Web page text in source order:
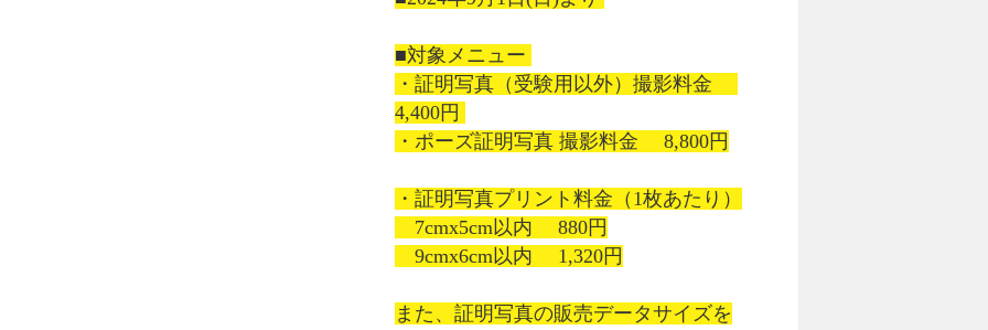
■対象メニュー
・証明写真（受験用以外）撮影料金
4,400円
・ポーズ証明写真 撮影料金 　8,800円
・証明写真プリント料金（1枚あたり）
7cmx5cm以内 　880円
9cmx6cm以内 　1,320円
また、証明写真の販売データサイズを